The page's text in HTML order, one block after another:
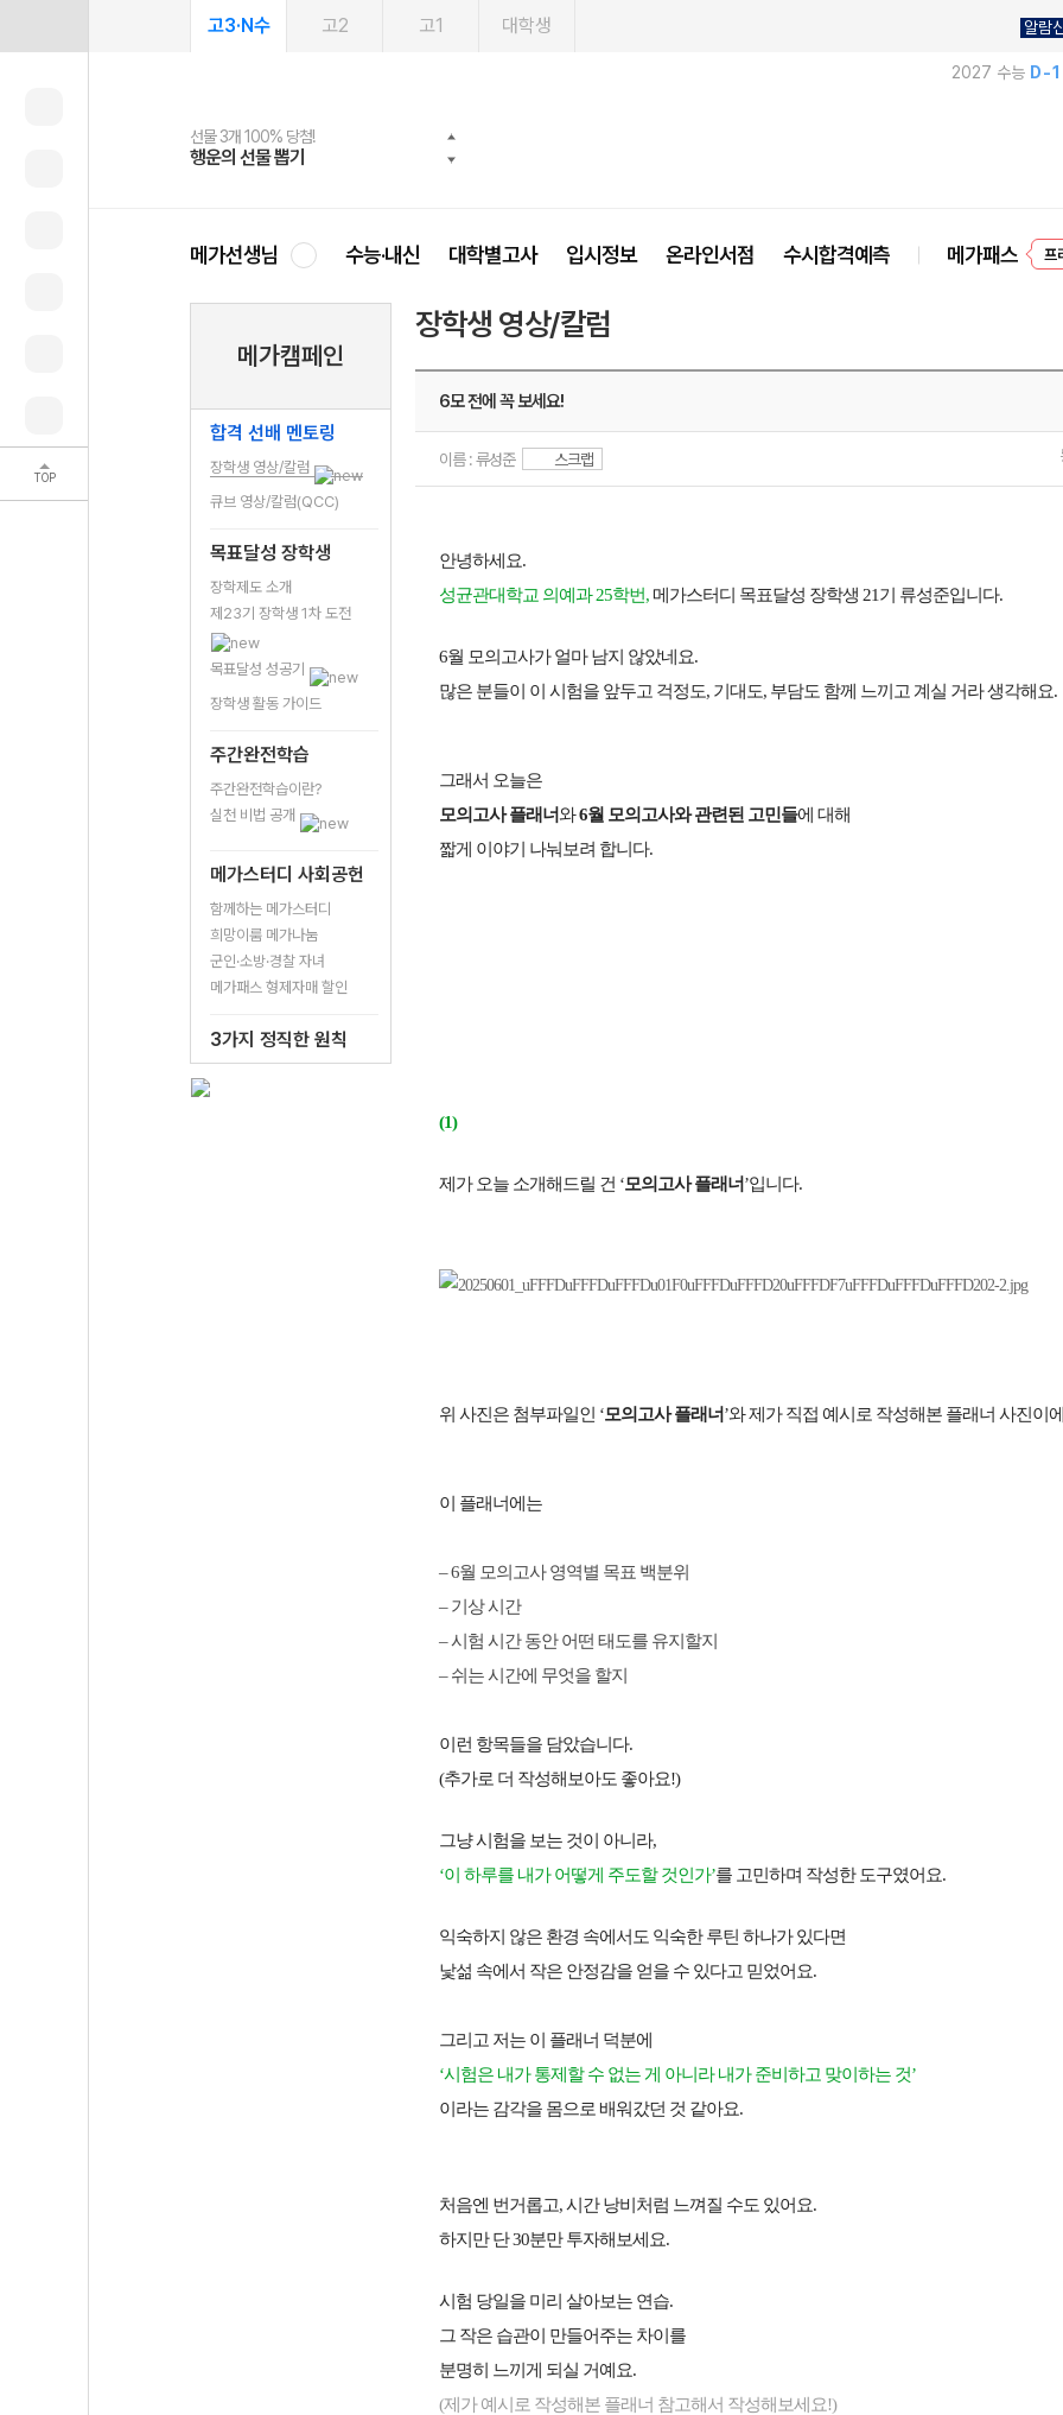
TOP
고3·N수 고2 고1 대학생 알람
2027 수능 D-
선물 3개 100% 당첨!
행운의 선물 뽑기
선물 100% 증정!
메가스터디 X 올리브
여름방학 스터디 캐시백
메가런 썸머스쿨
2027 러셀 단과
강사 공개선발
스마트러닝앱
설문 EVENT
메가패스
3일 무료 체험권
메가패스 수강생 무료혜택!
메가클럽 멤버십
사회공헌 캠페인
희망이룸 메가나눔
메가선생님 수능·내신 대학별고사 입시정보 온라인서점 수시합격예측 메가패스
메가캠페인
합격 선배 멘토링
장학생 영상/칼럼
큐브 영상/칼럼(QCC)
목표달성 장학생
장학제도 소개
제23기 장학생 1차 도전
목표달성 성공기
장학생 활동 가이드
주간완전학습
주간완전학습이란?
실천 비법 공개
메가스터디 사회공헌
함께하는 메가스터디
희망이룸 메가나눔
군인·소방·경찰 자녀
메가패스 형제자매 할인
3가지 정직한 원칙
장학생 영상/칼럼
6모 전에 꼭 보세요!
이름 : 류성준 스크랩
안녕하세요.
성균관대학교 의예과 25학번,메가스터디 목표달성 장학생 21기 류성준입니다.
6월 모의고사가 얼마 남지 않았네요.
많은 분들이 이 시험을 앞두고 걱정도, 기대도, 부담도 함께 느끼고 계실 거라 생각해요.
그래서 오늘은
모의고사 플래너와6월 모의고사와 관련된 고민들에 대해
짧게 이야기 나눠보려 합니다.
(1)
제가 오늘 소개해드릴 건 ‘모의고사 플래너’입니다.
위 사진은 첨부파일인 ‘모의고사 플래너’와 제가 직접 예시로 작성해본 플래너 사진이
이 플래너에는
– 6월 모의고사 영역별 목표 백분위
– 기상 시간
– 시험 시간 동안 어떤 태도를 유지할지
– 쉬는 시간에 무엇을 할지
이런 항목들을 담았습니다.
(추가로 더 작성해보아도 좋아요!)
그냥 시험을 보는 것이 아니라,
‘이 하루를 내가 어떻게 주도할 것인가’를 고민하며 작성한 도구였어요.
익숙하지 않은 환경 속에서도 익숙한 루틴 하나가 있다면
낯섦 속에서 작은 안정감을 얻을 수 있다고 믿었어요.
그리고 저는 이 플래너 덕분에
‘시험은 내가 통제할 수 없는 게 아니라내가 준비하고 맞이하는 것’
이라는 감각을 몸으로 배워갔던 것 같아요.
처음엔 번거롭고, 시간 낭비처럼 느껴질 수도 있어요.
하지만 단 30분만 투자해보세요.
시험 당일을 미리 살아보는 연습.
그 작은 습관이 만들어주는 차이를
분명히 느끼게 되실 거예요.
(제가 예시로 작성해본 플래너 참고해서 작성해보세요!)